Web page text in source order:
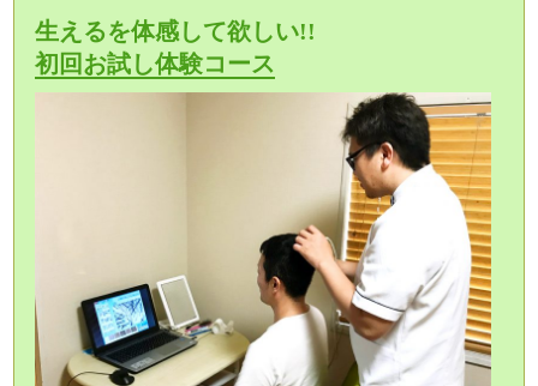
生えるを体感して欲しい!!
初回お試し体験コース